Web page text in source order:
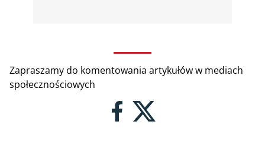
Zapraszamy do komentowania artykułów w mediach
społecznościowych